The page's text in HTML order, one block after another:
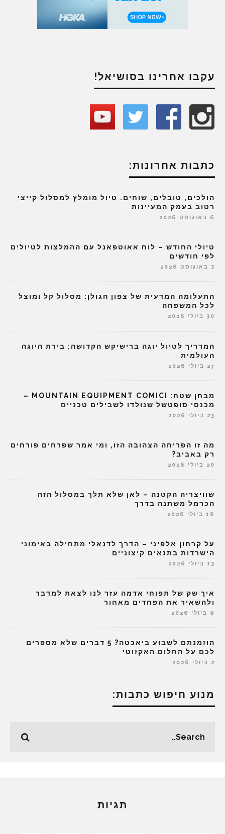
עקבו אחרינו בסושיאל!
כתבות אחרונות:
הולכים, טובלים, שוחים. טיול מומלץ למסלול קייצי
רטוב בעמק המעיינות
6 באוגוסט 2026
טיולי החודש – לוח אאוטפאנל עם ההמלצות לטיולים
לפי חודשים
3 באוגוסט 2026
התעלומה המדעית של צפון הגולן: מסלול קל ומוצל
לכל המשפחה
30 ביולי 2026
המדריך לטיול יוגה ברישיקש הקדושה: בירת היוגה
העולמית
27 ביולי 2026
מבחן שטח: MOUNTAIN EQUIPMENT COMICI –
מכנסי סופטשל שנולדו לשבילים טכניים
23 ביולי 2026
מה זו הפריחה הצהובה הזו, ומי אמר שפרחים פורחים
רק באביב?
20 ביולי 2026
שוויצריה הקטנה – לאן שלא תלך במסלול הזה
הכרמל משתנה בדרך
16 ביולי 2026
על קרחון אלפיני – הדרך לדנאלי מתחילה באימוני
הישרדות בתנאים קיצוניים
13 ביולי 2026
איך שק של תפוחי אדמה עזר לנו לצאת למדבר
ולהשאיר את הפחדים מאחור
9 ביולי 2026
הוזמנתם לשבוע ביאכטה? 5 דברים שלא מספרים
לכם על החלום האקזוטי
2 ביולי 2026
מנוע חיפוש כתבות:
תגיות